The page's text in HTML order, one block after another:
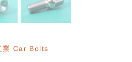
業 Car Bolts